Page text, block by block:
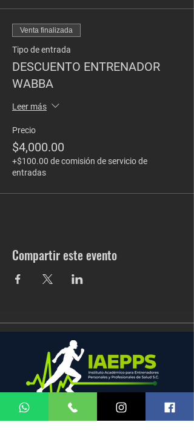
Venta finalizada
Tipo de entrada
DESCUENTO ENTRENADOR
WABBA
Leer más
Precio
$4,000.00
+$100.00 de comisión de servicio de
entradas
Compartir este evento
Cursos, Talleres, Consultas y más.